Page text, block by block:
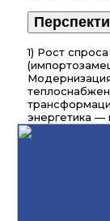
1) Рост
энергетика —